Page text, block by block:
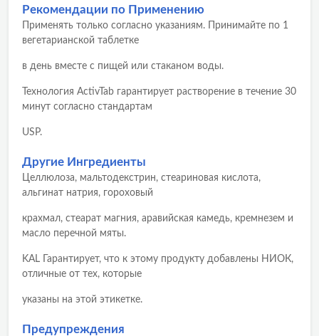
Рекомендации по Применению
Применять только согласно указаниям. Принимайте по 1
вегетарианской таблетке
в день вместе с пищей или стаканом воды.
Технология ActivTab гарантирует растворение в течение 30
минут согласно стандартам
USP.
Другие Ингредиенты
Целлюлоза, мальтодекстрин, стеариновая кислота,
альгинат натрия, гороховый
крахмал, стеарат магния, аравийская камедь, кремнезем и
масло перечной мяты.
KAL Гарантирует, что к этому продукту добавлены НИОК,
отличные от тех, которые
указаны на этой этикетке.
Предупреждения